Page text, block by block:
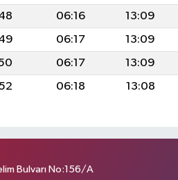
06:16 13:09
06:17 13:09
06:17 13:09
06:18 13:08
Bulvarı No:156/A